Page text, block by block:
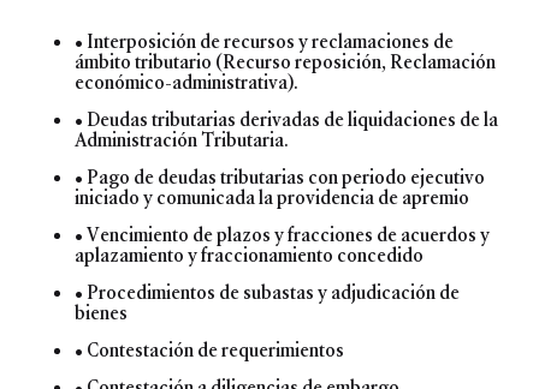
• Interposición de recursos y reclamaciones de
ámbito tributario (Recurso reposición, Reclamación
económico-administrativa).
• Deudas tributarias derivadas de liquidaciones de la
Administración Tributaria.
• Pago de deudas tributarias con periodo ejecutivo
iniciado y comunicada la providencia de apremio
• Vencimiento de plazos y fracciones de acuerdos y
aplazamiento y fraccionamiento concedido
• Procedimientos de subastas y adjudicación de
bienes
• Contestación de requerimientos